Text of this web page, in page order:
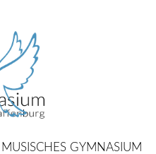
MUSISCHES GYMNASIUM